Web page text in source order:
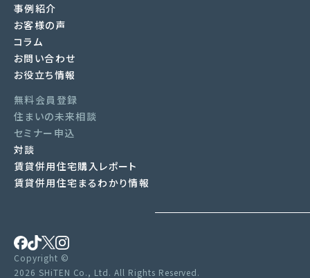
事例紹介
お客様の声
コラム
お問い合わせ
お役立ち情報
無料会員登録
住まいの未来相談
セミナー申込
対談
賃貸併用住宅購入レポート
賃貸併用住宅まるわかり情報
Copyright ©
2026 SHiTEN Co., Ltd. All Rights Reserved.